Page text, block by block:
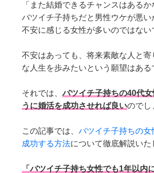
「また結婚できるチャンスはある
バツイチ子持ちだと男性ウケが悪
不安に感じる女性が多いのではない
不安はあっても、将来素敵な人と寄
な人生を歩みたいという願望はある
それでは、バツイチ子持ちの40代女
うに婚活を成功させれば良いのでし
この記事では、バツイチ子持ちの女
成功する方法について徹底解説いた
「バツイチ子持ち女性でも1年以内